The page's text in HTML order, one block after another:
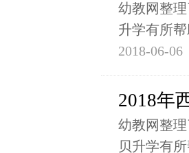
幼教网整
升学有所
2018-06-06
2018年
幼教网整
贝升学有